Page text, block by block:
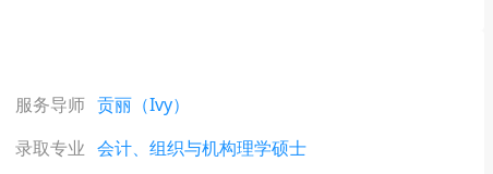
服务导师 贡丽（Ivy）
录取专业 会计、组织与机构理学硕士